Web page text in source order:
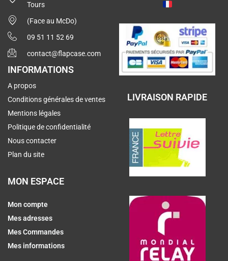
Tours
(Face au McDo)
09 51 11 52 69
contact@flapcase.com
INFORMATIONS
A propos
Conditions générales de ventes
Mentions légales
Politique de confidentialité
Nous contacter
Plan du site
MON ESPACE
Mon compte
Mes adresses
Mes Commandes
Mes informations
LIVRAISON RAPIDE